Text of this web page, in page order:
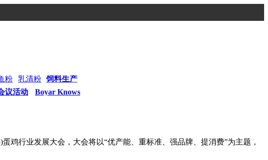
粉 乳清粉 饲料生产
议活动
Boyar Knows
鸡行业发展大会，大会将以“优产能、重标准、强品牌、提消费”为主题，